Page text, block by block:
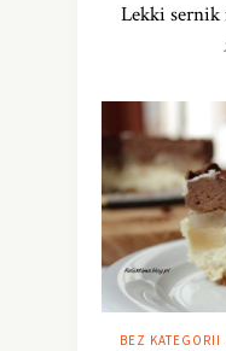
Lekki sernik
BEZ KATEGORII